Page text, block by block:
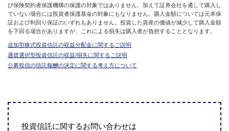
び保険契約者保護機構の保護の対象ではありません。加えて証券会社を通して購入し
ていない場合には投資者保護基金の対象にもなりません。購入金額については元本保
証および利回り保証のいずれもありません。投資した資産の価値が減少して購入金額
を下回る場合がありますが、これによる損失は購入者が負担することとなります。
追加型株式投資信託の収益分配金に関するご説明
通貨選択型投資信託の収益/損失に関するご説明
公募投信の信託報酬の決定に関する考え方について
投資信託に関するお問い合わせは